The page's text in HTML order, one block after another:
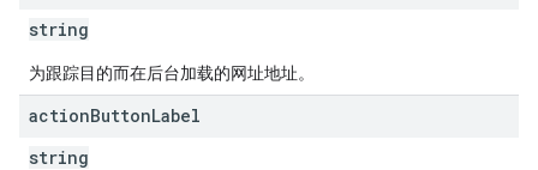
string
为跟踪目的而在后台加载的网址地址。
actionButtonLabel
string